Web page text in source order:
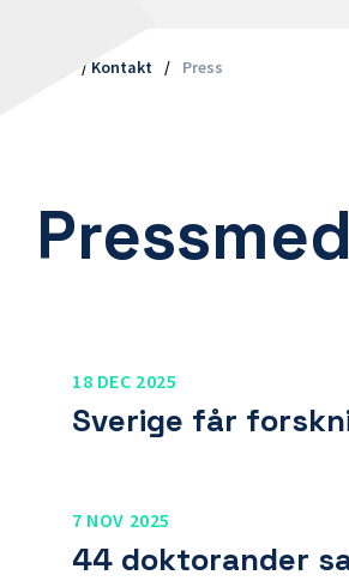
/ Kontakt / Press
18 DEC 2025
Sverige får
7 NOV 2025
44 doktorander